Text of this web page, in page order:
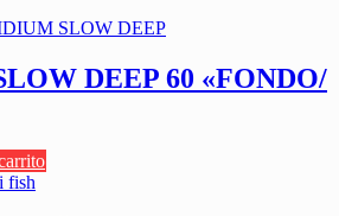
DEEP 60 «FONDO/